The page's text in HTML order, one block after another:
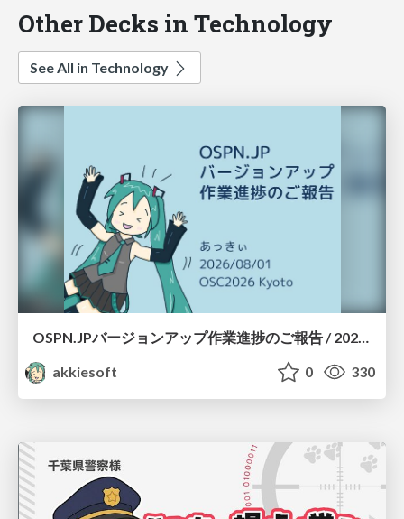
Other Decks in Technology
See All in Technology
akkiesoft
0 330